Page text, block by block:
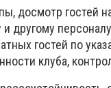
досмотр гостей
другому
гостей по
клуба,